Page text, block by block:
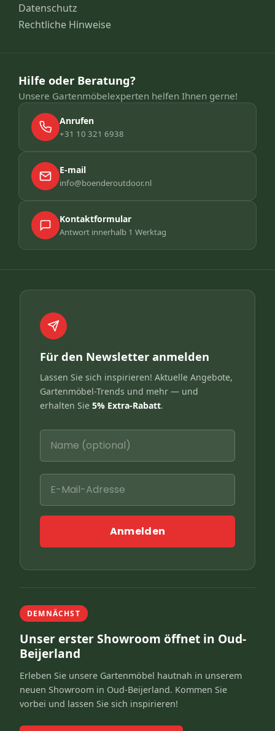
Datenschutz
Rechtliche Hinweise
Hilfe oder Beratung?
Unsere Gartenmöbelexperten helfen Ihnen gerne!
Anrufen
+31 10 321 6938
E-mail
info@boenderoutdoor.nl
Kontaktformular
Antwort innerhalb 1 Werktag
Für den Newsletter anmelden
Lassen Sie sich inspirieren! Aktuelle Angebote,
Gartenmöbel-Trends und mehr — und
erhalten Sie 5% Extra-Rabatt.
Anmelden
DEMNÄCHST
Unser erster Showroom öffnet in Oud-
Beijerland
Erleben Sie unsere Gartenmöbel hautnah in unserem
neuen Showroom in Oud-Beijerland. Kommen Sie
vorbei und lassen Sie sich inspirieren!